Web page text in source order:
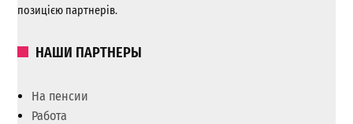
позицією партнерів.
НАШИ ПАРТНЕРЫ
На пенсии
Работа